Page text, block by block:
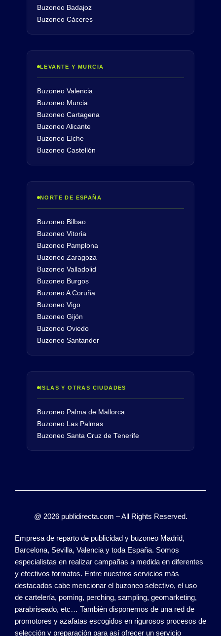
Buzoneo Badajoz
Buzoneo Cáceres
LEVANTE Y MURCIA
Buzoneo Valencia
Buzoneo Murcia
Buzoneo Cartagena
Buzoneo Alicante
Buzoneo Elche
Buzoneo Castellón
NORTE DE ESPAÑA
Buzoneo Bilbao
Buzoneo Vitoria
Buzoneo Pamplona
Buzoneo Zaragoza
Buzoneo Valladolid
Buzoneo Burgos
Buzoneo A Coruña
Buzoneo Vigo
Buzoneo Gijón
Buzoneo Oviedo
Buzoneo Santander
ISLAS Y OTRAS CIUDADES
Buzoneo Palma de Mallorca
Buzoneo Las Palmas
Buzoneo Santa Cruz de Tenerife
@ 2026 publidirecta.com – All Rights Reserved.
Empresa de reparto de publicidad y buzoneo Madrid,
Barcelona, Sevilla, Valencia y toda España. Somos
especialistas en realizar campañas a medida en diferentes
y efectivos formatos. Entre nuestros servicios más
destacados cabe mencionar el buzoneo selectivo, el uso
de cartelería, poming, perching, sampling, geomarketing,
parabriseado, etc… También disponemos de una red de
promotores y azafatas escogidos en rigurosos procesos de
selección y preparación para así ofrecer un servicio